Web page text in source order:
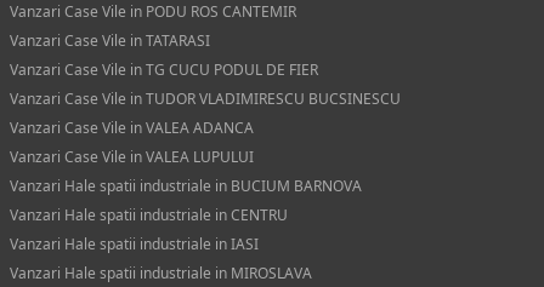
Vanzari Case Vile in PODU ROS CANTEMIR
Vanzari Case Vile in TATARASI
Vanzari Case Vile in TG CUCU PODUL DE FIER
Vanzari Case Vile in TUDOR VLADIMIRESCU BUCSINESCU
Vanzari Case Vile in VALEA ADANCA
Vanzari Case Vile in VALEA LUPULUI
Vanzari Hale spatii industriale in BUCIUM BARNOVA
Vanzari Hale spatii industriale in CENTRU
Vanzari Hale spatii industriale in IASI
Vanzari Hale spatii industriale in MIROSLAVA